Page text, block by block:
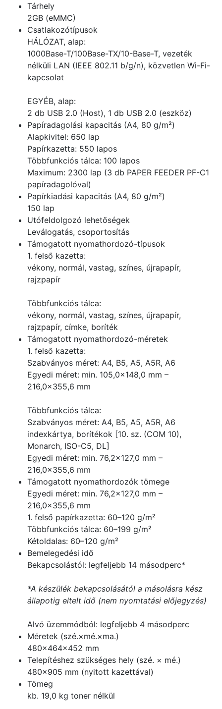
Tárhely
2GB (eMMC)
Csatlakozótípusok
HÁLÓZAT, alap:
1000Base-T/100Base-TX/10-Base-T, vezeték
nélküli LAN (IEEE 802.11 b/g/n), közvetlen Wi-Fi-
kapcsolat
EGYÉB, alap:
2 db USB 2.0 (Host), 1 db USB 2.0 (eszköz)
Papíradagolási kapacitás (A4, 80 g/m²)
Alapkivitel: 650 lap
Papírkazetta: 550 lapos
Többfunkciós tálca: 100 lapos
Maximum: 2300 lap (3 db PAPER FEEDER PF-C1
papíradagolóval)
Papírkiadási kapacitás (A4, 80 g/m²)
150 lap
Utófeldolgozó lehetőségek
Leválogatás, csoportosítás
Támogatott nyomathordozó-típusok
1. felső kazetta:
vékony, normál, vastag, színes, újrapapír,
rajzpapír
Többfunkciós tálca:
vékony, normál, vastag, színes, újrapapír,
rajzpapír, címke, boríték
Támogatott nyomathordozó-méretek
1. felső kazetta:
Szabványos méret: A4, B5, A5, A5R, A6
Egyedi méret: min. 105,0×148,0 mm –
216,0×355,6 mm
Többfunkciós tálca:
Szabványos méret: A4, B5, A5, A5R, A6
indexkártya, borítékok [10. sz. (COM 10),
Monarch, ISO-C5, DL]
Egyedi méret: min. 76,2×127,0 mm –
216,0×355,6 mm
Támogatott nyomathordozók tömege
Egyedi méret: min. 76,2×127,0 mm –
216,0×355,6 mm
1. felső papírkazetta: 60–120 g/m²
Többfunkciós tálca: 60–199 g/m²
Kétoldalas: 60–120 g/m²
Bemelegedési idő
Bekapcsolástól: legfeljebb 14 másodperc*
*A készülék bekapcsolásától a másolásra kész
állapotig eltelt idő (nem nyomtatási előjegyzés)
Alvó üzemmódból: legfeljebb 4 másodperc
Méretek (szé.×mé.×ma.)
480×464×452 mm
Telepítéshez szükséges hely (szé. × mé.)
480×905 mm (nyitott kazettával)
Tömeg
kb. 19,0 kg toner nélkül